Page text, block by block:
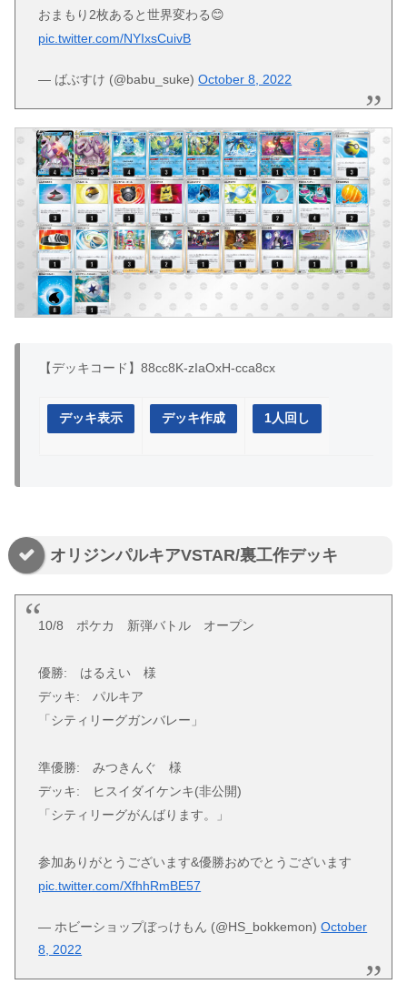
おまもり2枚あると世界変わる😊
pic.twitter.com/NYIxsCuivB
— ばぶすけ (@babu_suke)October 8, 2022
【デッキコード】88cc8K-zIaOxH-cca8cx
デッキ表示 デッキ作成 1人回し
オリジンパルキアVSTAR/裏工作デッキ
10/8 ポケカ 新弾バトル オープン
優勝: はるえい 様
デッキ: パルキア
「シティリーグガンバレー」
準優勝: みつきんぐ 様
デッキ: ヒスイダイケンキ(非公開)
「シティリーグがんばります。」
参加ありがとうございます&優勝おめでとうございます
pic.twitter.com/XfhhRmBE57
— ホビーショップぼっけもん (@HS_bokkemon)October
8, 2022